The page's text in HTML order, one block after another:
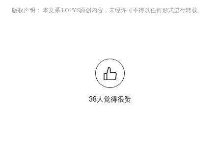
版权声明： 本文系TOPYS原创内容，未经许可不得以任何形式进行转载。
38人觉得很赞